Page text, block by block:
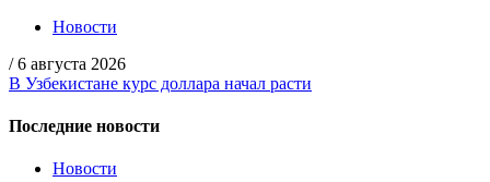
Новости
/ 6 августа 2026
В Узбекистане курс доллара начал расти
Последние новости
Новости